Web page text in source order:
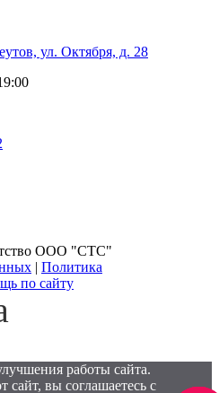
ул. Октября, д. 28
ООО "СТС"
Политика
по сайту
работы сайта.
сайт, вы соглашаетесь с